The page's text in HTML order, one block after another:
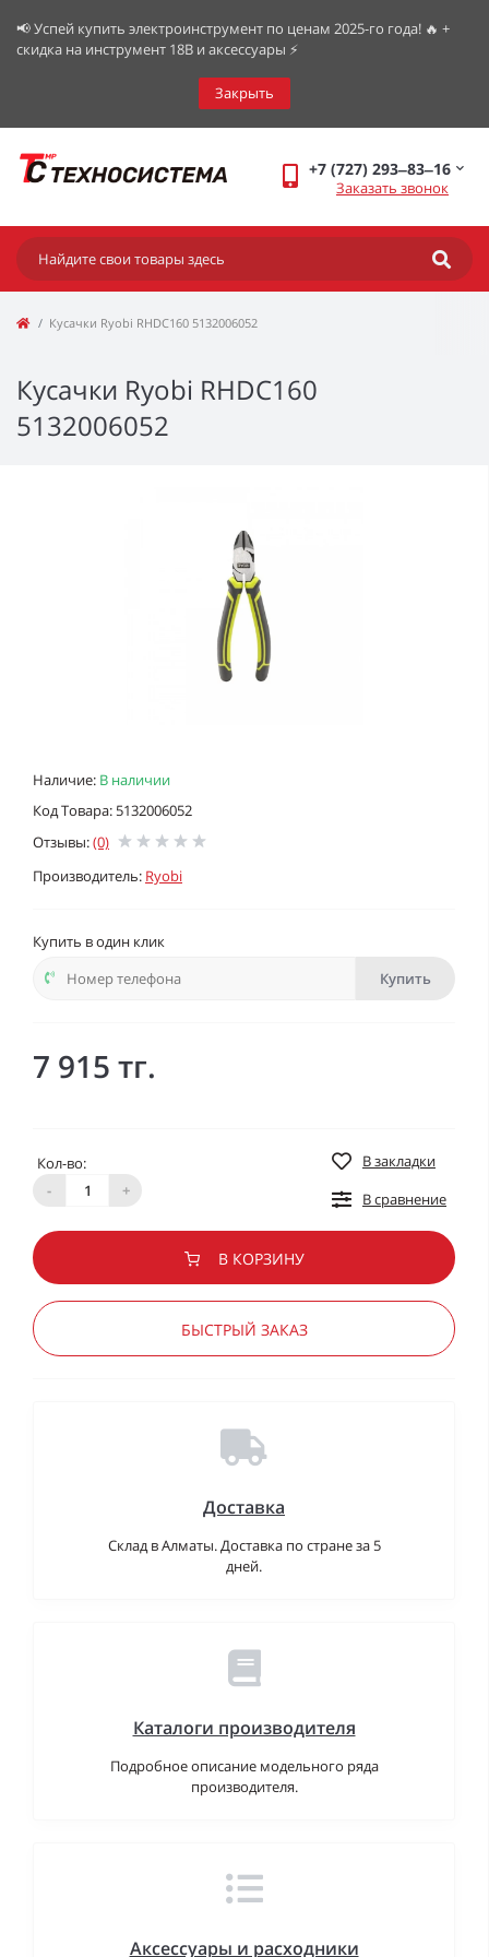
📢 Успей купить электроинструмент по ценам 2025-го года! 🔥 +
скидка на инструмент 18В и аксессуары ⚡️
Закрыть
+7 (727) 293‒83‒16
Заказать звонок
Кусачки Ryobi RHDC160 5132006052
Кусачки Ryobi RHDC160
5132006052
Наличие: В наличии
Код Товара: 5132006052
Отзывы:(0)
Производитель: Ryobi
Купить в один клик
Купить
7 915 тг.
Кол-во:
-
+
В закладки
В сравнение
В КОРЗИНУ
БЫСТРЫЙ ЗАКАЗ
Доставка
Склад в Алматы. Доставка по стране за 5
дней.
Каталоги производителя
Подробное описание модельного ряда
производителя.
Аксессуары и расходники